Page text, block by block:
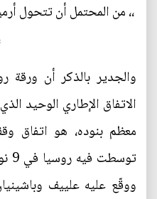
،، من المحتمل أن تتحول
والجدير بالذكر أن ورقة
الاتفاق الإطاري الوحيد
معظم بنوده، هو اتفاق
ووقّع عليه علييف